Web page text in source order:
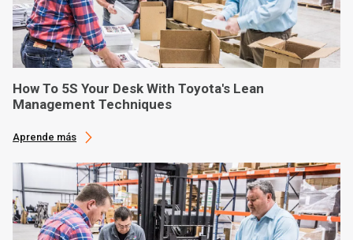
How To 5S Your Desk With Toyota's Lean
Management Techniques
Aprende más